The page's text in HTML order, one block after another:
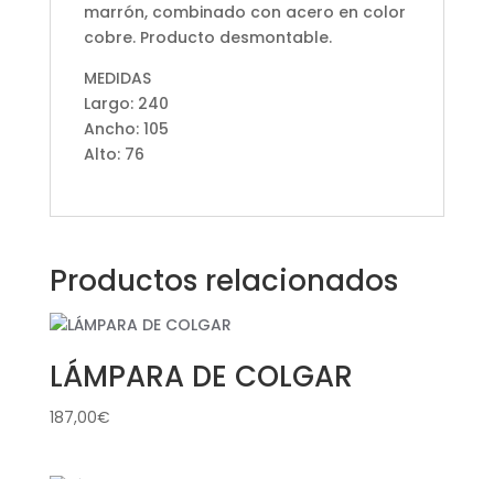
marrón, combinado con acero en color
cobre. Producto desmontable.
MEDIDAS
Largo: 240
Ancho: 105
Alto: 76
Productos relacionados
LÁMPARA DE COLGAR
187,00€